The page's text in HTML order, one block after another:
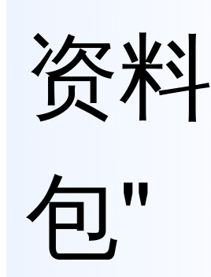
资料
包"